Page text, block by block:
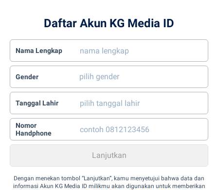
Daftar Akun KG Media ID
Nama Lengkap
Gender
Tanggal Lahir
Nomor
Handphone
Dengan menekan tombol “Lanjutkan”, kamu menyetujui bahwa data dan
informasi Akun KG Media ID milikmu akan digunakan untuk memberikan